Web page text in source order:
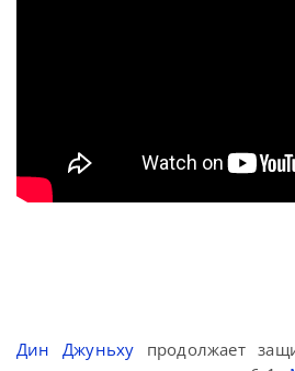
Дин Джуньху продолжает